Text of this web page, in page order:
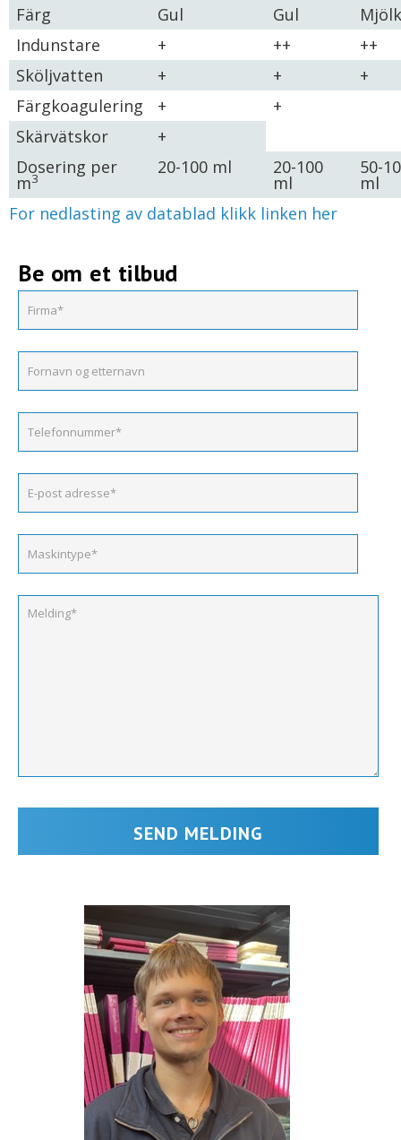
Färg
Gul Gul
Indunstare
+ ++
++
Sköljvatten
+ +
+
Färgkoagulering
+
+
Skärvätskor
+
Dosering per
m3
20-100 ml 20-100
ml
50-
ml
For nedlasting av datablad klikk linken her
Be om et tilbud